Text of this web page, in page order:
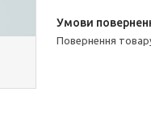
повернення